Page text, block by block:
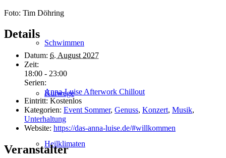
Schwimmen
Kurwege
Heilklimaten
Foto: Tim Döhring
Details
Datum: 6. August 2027
Zeit:
18:00 - 23:00
Serien:
Anna-Luise Afterwork Chillout
Eintritt: Kostenlos
Kategorien: Event Sommer, Genuss, Konzert, Musik,
Unterhaltung
Website: https://das-anna-luise.de/#willkommen
Veranstalter